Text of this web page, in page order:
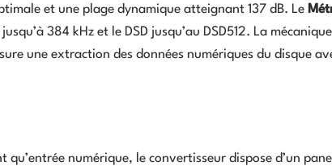
et une plage dynamique atteignant 137 dB. Le
384 kHz et le DSD jusqu’au DSD512. La
une extraction des données numériques du disque
numérique, le convertisseur dispose d’un